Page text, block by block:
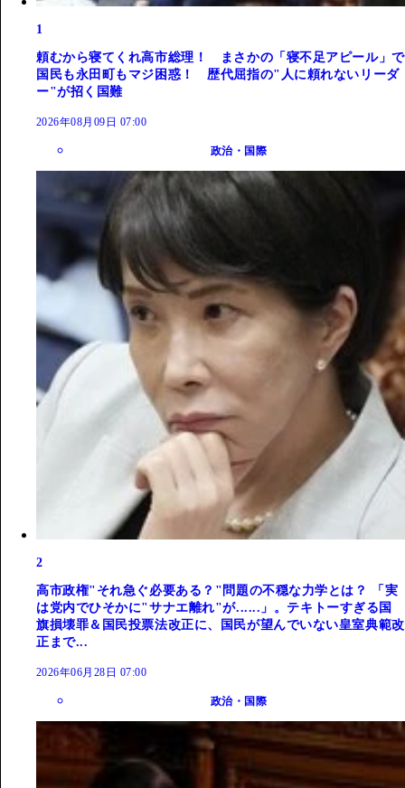
1
頼むから寝てくれ高市総理！ まさかの「寝不足アピール」で
国民も永田町もマジ困惑！ 歴代屈指の"人に頼れないリーダ
ー"が招く国難
2026年08月09日 07:00
政治・国際
2
高市政権"それ急ぐ必要ある？"問題の不穏な力学とは？ 「実
は党内でひそかに"サナエ離れ"が......」。テキトーすぎる国
旗損壊罪＆国民投票法改正に、国民が望んでいない皇室典範改
正まで...
2026年06月28日 07:00
政治・国際